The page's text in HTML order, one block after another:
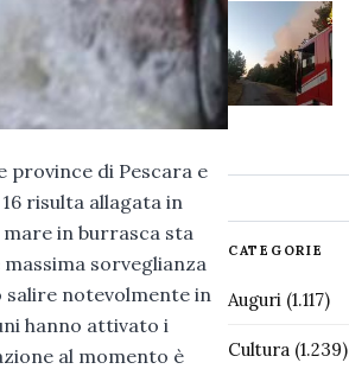
province di Pescara e
risulta allagata in
in burrasca sta
sorveglianza
salire notevolmente in
hanno attivato i
al momento è
CATEGORIE
Auguri(1.117)
Cultura(1.239)